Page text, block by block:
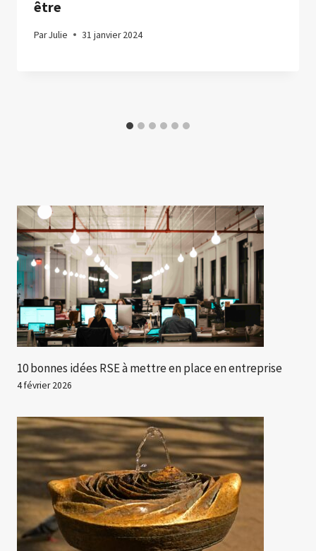
être
ParJulie 31 janvier 2024
10 bonnes idées RSE à mettre en place en entreprise
4 février 2026